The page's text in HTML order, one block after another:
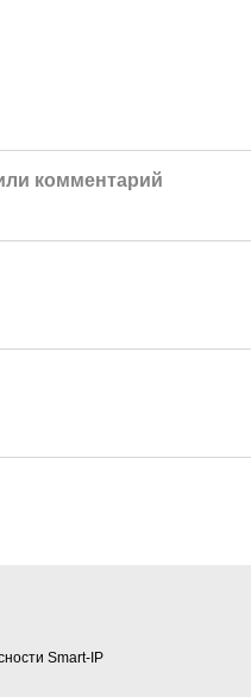
комментарий
Smart-IP